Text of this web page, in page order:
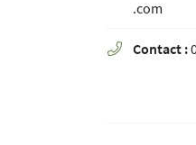
.com
 Contact :